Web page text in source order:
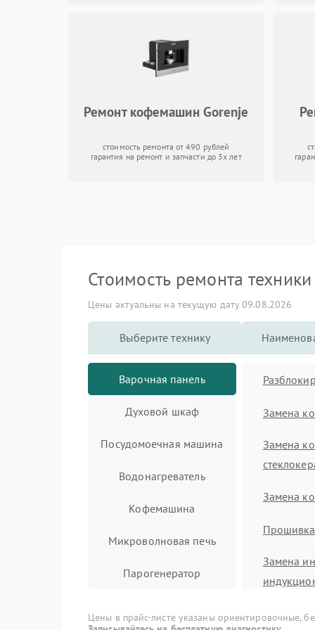
Ремонт кофемашин Gorenje
стоимость ремонта от 490 рублей
гарантия на ремонт и запчасти до 3х лет
Стоимость ремонта техники
Цены актуальны на текущую дату 09.08.2026
Выберите технику
Варочная панель
Духовой шкаф
Посудомоечная машина
Водонагреватель
Кофемашина
Микроволновая печь
Парогенератор
Замена
Замена
Замена
Прошивка
Замена
Ремонт
Цены в прайс-листе указаны ориентировочные,